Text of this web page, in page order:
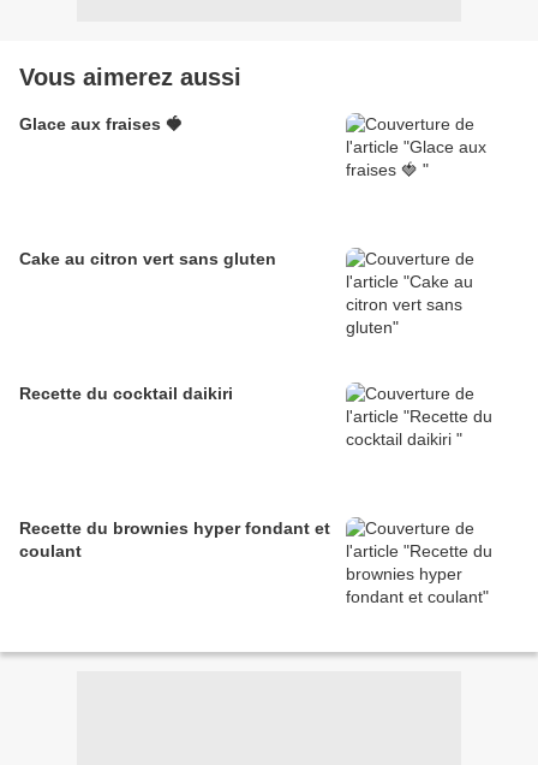
Vous aimerez aussi
Glace aux fraises 🍓
Cake au citron vert sans gluten
Recette du cocktail daikiri
Recette du brownies hyper fondant et
coulant